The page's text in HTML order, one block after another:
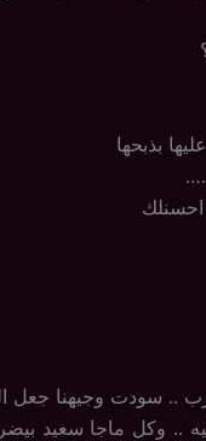
بذبحها
….
.. سودت وجيهنا جعل
.. وكل ماجا سعيد